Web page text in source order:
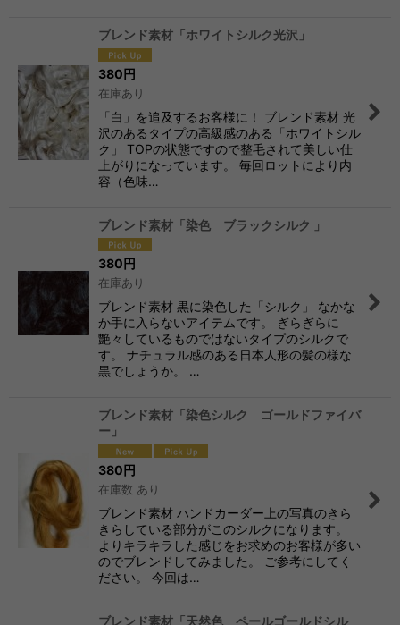
ブレンド素材「ホワイトシルク光沢」
380円
在庫あり
「白」を追及するお客様に！ ブレンド素材 光
沢のあるタイプの高級感のある「ホワイトシル
ク」 TOPの状態ですので整毛されて美しい仕
上がりになっています。 毎回ロットにより内
容（色味…
ブレンド素材「染色 ブラックシルク 」
380円
在庫あり
ブレンド素材 黒に染色した「シルク」 なかな
か手に入らないアイテムです。 ぎらぎらに
艶々しているものではないタイプのシルクで
す。 ナチュラル感のある日本人形の髪の様な
黒でしょうか。 …
ブレンド素材「染色シルク ゴールドファイバ
ー」
380円
在庫数 あり
ブレンド素材 ハンドカーダー上の写真のきら
きらしている部分がこのシルクになります。
よりキラキラした感じをお求めのお客様が多い
のでブレンドしてみました。 ご参考にしてく
ださい。 今回は…
ブレンド素材「天然色 ペールゴールドシル